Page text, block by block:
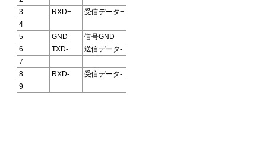
3
RXD+
受信データ+
4
5
GND
信号GND
6
TXD-
送信データ-
7
8
RXD-
受信データ-
9